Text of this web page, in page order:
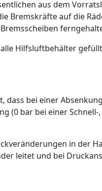
aus dem
Bremskräfte auf die
Hilfsluftbehälter
dass bei einer
(0 bar bei einer
in der
leitet und bei